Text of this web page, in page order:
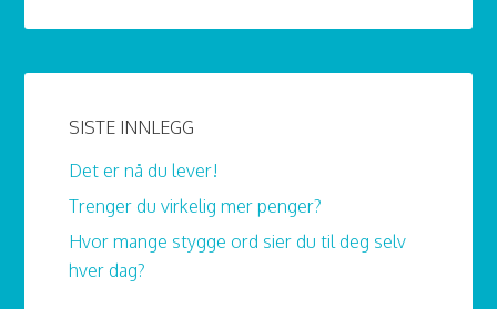
SISTE INNLEGG
Det er nå du lever!
Trenger du virkelig mer penger?
Hvor mange stygge ord sier du til deg selv
hver dag?